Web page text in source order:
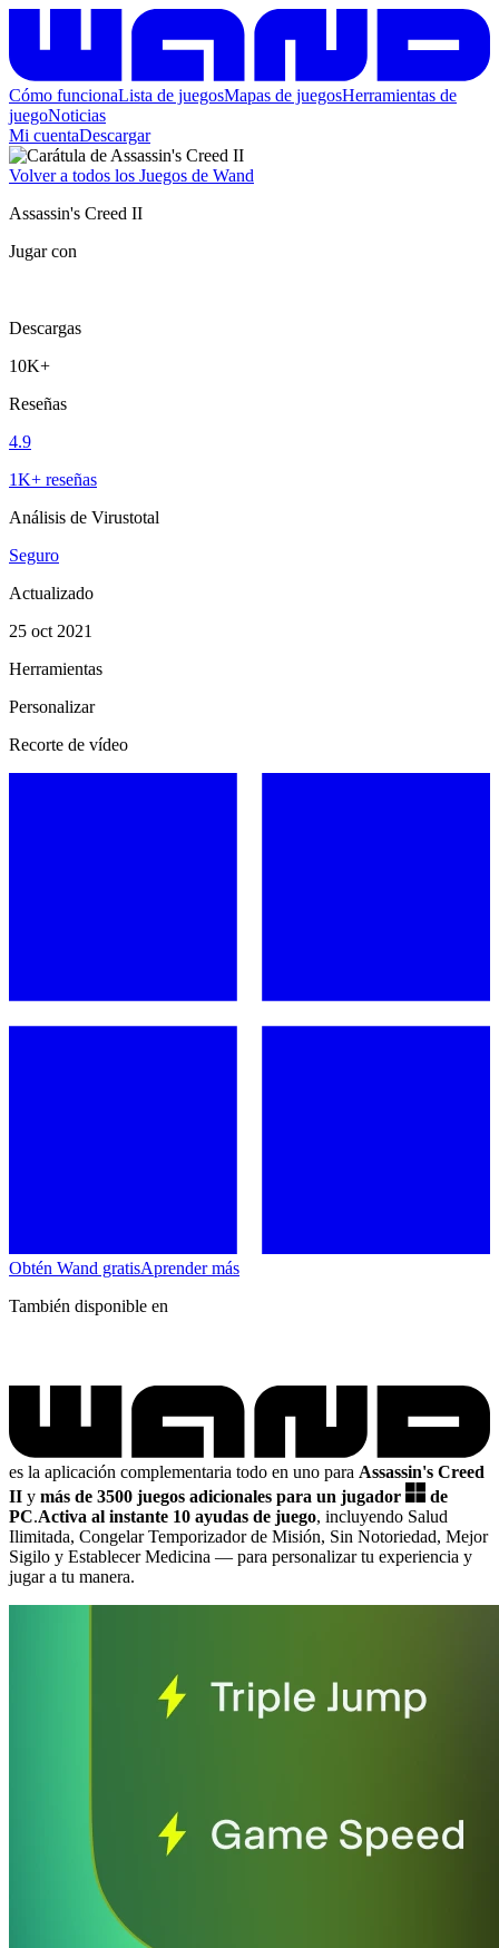
Cómo funcionaLista de juegosMapas de juegosHerramientas de
juegoNoticias
Mi cuentaDescargar
Volver a todos los Juegos de Wand
Assassin's Creed II
Jugar con
Descargas
10K+
Reseñas
4.9
1K+ reseñas
Análisis de Virustotal
Seguro
Actualizado
25 oct 2021
Herramientas
Personalizar
Recorte de vídeo
Obtén Wand gratisAprender más
También disponible en
es la aplicación complementaria todo en uno para Assassin's Creed
II y más de 3500 juegos adicionales para un jugador
de
PC.Activa al instante 10 ayudas de juego, incluyendo Salud
Ilimitada, Congelar Temporizador de Misión, Sin Notoriedad, Mejor
Sigilo y Establecer Medicina — para personalizar tu experiencia y
jugar a tu manera.